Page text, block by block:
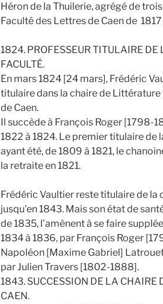
Héron de la Thuilerie, agrégé de
Faculté des Lettres de Caen de
1824. PROFESSEUR TITULAIRE
FACULTÉ.
En mars 1824 [24 mars], Frédéric
titulaire dans la chaire de
de Caen.
Il succède à François Roger [1798-
1822 à 1824. Le premier titulaire de
ayant été, de 1809 à 1821, le
la retraite en 1821.
Frédéric Vaultier reste titulaire de
jusqu’en 1843. Mais son état de
de 1835, l’amènent à se faire
1834 à 1836, par François Roger
Napoléon [Maxime Gabriel]
par Julien Travers [1802-1888].
1843. SUCCESSION DE LA CHAIRE
CAEN.